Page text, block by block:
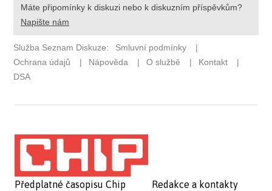
Předplatné časopisu Chip
Redakce a kontakty